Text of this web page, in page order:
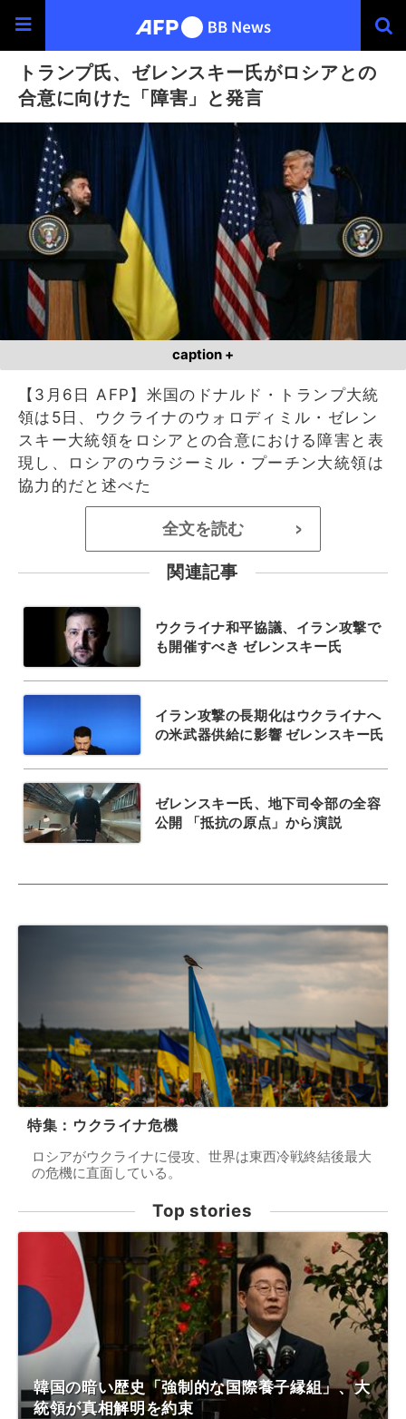
トランプ氏、ゼレンスキー氏がロシアとの
合意に向けた「障害」と発言
caption +
【3月6日 AFP】米国のドナルド・トランプ大統
領は5日、ウクライナのウォロディミル・ゼレン
スキー大統領をロシアとの合意における障害と表
現し、ロシアのウラジーミル・プーチン大統領は
協力的だと述べた
全文を読む >
関連記事
ウクライナ和平協議、イラン攻撃で
も開催すべき ゼレンスキー氏
イラン攻撃の長期化はウクライナへ
の米武器供給に影響 ゼレンスキー氏
ゼレンスキー氏、地下司令部の全容
公開 「抵抗の原点」から演説
特集：ウクライナ危機
ロシアがウクライナに侵攻、世界は東西冷戦終結後最大
の危機に直面している。
Top stories
韓国の暗い歴史「強制的な国際養子縁組」、大
統領が真相解明を約束